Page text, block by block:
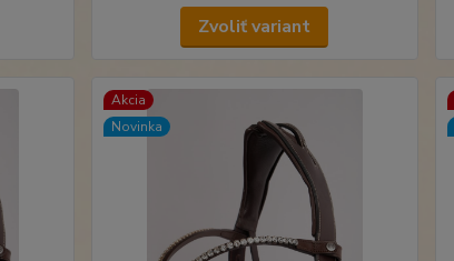
Zvoliť variant
Akcia
Novinka